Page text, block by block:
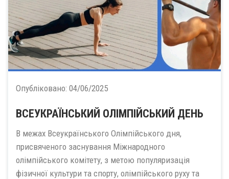
Опубліковано: 04/06/2025
ВСЕУКРАЇНСЬКИЙ ОЛІМПІЙСЬКИЙ ДЕНЬ
В межах Всеукраїнського Олімпійського дня,
присвяченого заснування Міжнародного
олімпійського комітету, з метою популяризація
фізичної культури та спорту, олімпійського руху та